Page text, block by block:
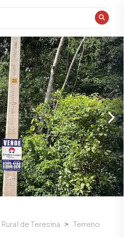
de Teresina
Terreno